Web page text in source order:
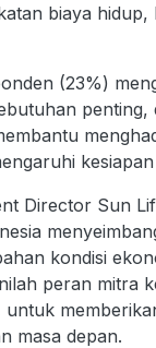
biaya
(23%)
Director Sun
kondisi
peran mitra
masa depan.